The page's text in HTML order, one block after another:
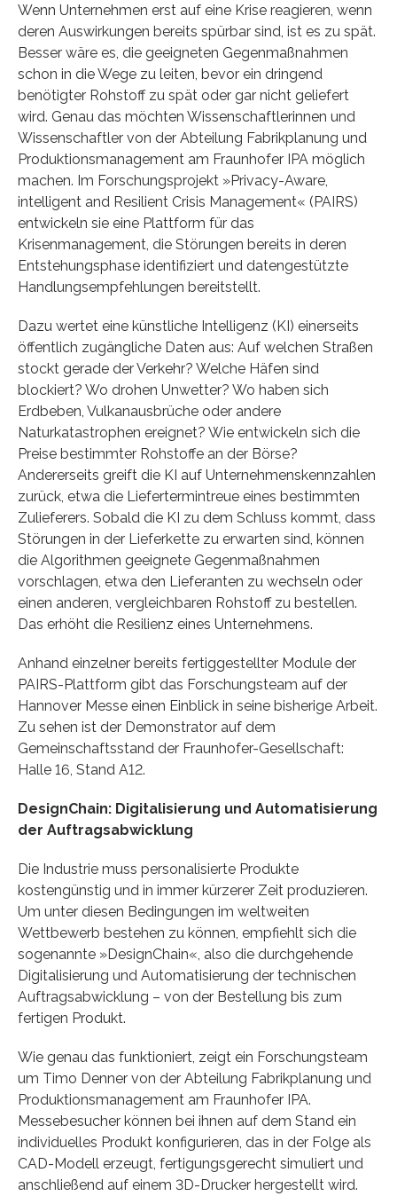
Wenn Unternehmen erst auf eine Krise reagieren, wenn
deren Auswirkungen bereits spürbar sind, ist es zu spät.
Besser wäre es, die geeigneten Gegenmaßnahmen
schon in die Wege zu leiten, bevor ein dringend
benötigter Rohstoff zu spät oder gar nicht geliefert
wird. Genau das möchten Wissenschaftlerinnen und
Wissenschaftler von der Abteilung Fabrikplanung und
Produktionsmanagement am Fraunhofer IPA möglich
machen. Im Forschungsprojekt »Privacy-Aware,
intelligent and Resilient Crisis Management« (PAIRS)
entwickeln sie eine Plattform für das
Krisenmanagement, die Störungen bereits in deren
Entstehungsphase identifiziert und datengestützte
Handlungsempfehlungen bereitstellt.
Dazu wertet eine künstliche Intelligenz (KI) einerseits
öffentlich zugängliche Daten aus: Auf welchen Straßen
stockt gerade der Verkehr? Welche Häfen sind
blockiert? Wo drohen Unwetter? Wo haben sich
Erdbeben, Vulkanausbrüche oder andere
Naturkatastrophen ereignet? Wie entwickeln sich die
Preise bestimmter Rohstoffe an der Börse?
Andererseits greift die KI auf Unternehmenskennzahlen
zurück, etwa die Liefertermintreue eines bestimmten
Zulieferers. Sobald die KI zu dem Schluss kommt, dass
Störungen in der Lieferkette zu erwarten sind, können
die Algorithmen geeignete Gegenmaßnahmen
vorschlagen, etwa den Lieferanten zu wechseln oder
einen anderen, vergleichbaren Rohstoff zu bestellen.
Das erhöht die Resilienz eines Unternehmens.
Anhand einzelner bereits fertiggestellter Module der
PAIRS-Plattform gibt das Forschungsteam auf der
Hannover Messe einen Einblick in seine bisherige Arbeit.
Zu sehen ist der Demonstrator auf dem
Gemeinschaftsstand der Fraunhofer-Gesellschaft:
Halle 16, Stand A12.
DesignChain: Digitalisierung und Automatisierung
der Auftragsabwicklung
Die Industrie muss personalisierte Produkte
kostengünstig und in immer kürzerer Zeit produzieren.
Um unter diesen Bedingungen im weltweiten
Wettbewerb bestehen zu können, empfiehlt sich die
sogenannte »DesignChain«, also die durchgehende
Digitalisierung und Automatisierung der technischen
Auftragsabwicklung – von der Bestellung bis zum
fertigen Produkt.
Wie genau das funktioniert, zeigt ein Forschungsteam
um Timo Denner von der Abteilung Fabrikplanung und
Produktionsmanagement am Fraunhofer IPA.
Messebesucher können bei ihnen auf dem Stand ein
individuelles Produkt konfigurieren, das in der Folge als
CAD-Modell erzeugt, fertigungsgerecht simuliert und
anschließend auf einem 3D-Drucker hergestellt wird.